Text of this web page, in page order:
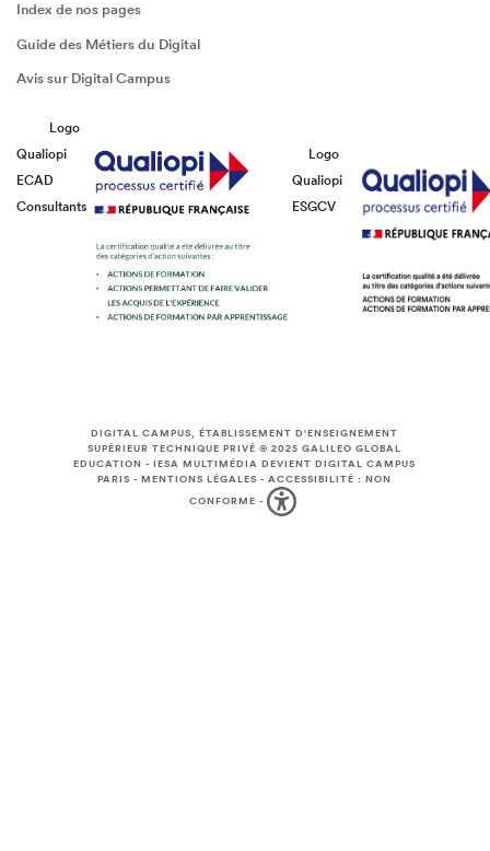
Index de nos pages
Guide des Métiers du Digital
Avis sur Digital Campus
Logo
Qualiopi
ECAD
Consultants
Logo
Qualiopi
ESGCV
DIGITAL CAMPUS, ÉTABLISSEMENT D'ENSEIGNEMENT
SUPÉRIEUR TECHNIQUE PRIVÉ © 2025GALILEO GLOBAL
EDUCATION -IESA MULTIMÉDIA DEVIENT DIGITAL CAMPUS
PARIS -MENTIONS LÉGALES -ACCESSIBILITÉ : NON
CONFORME -